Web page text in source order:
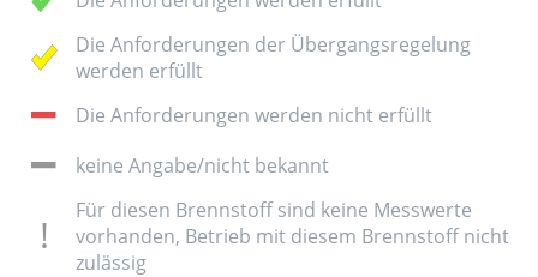
Die Anforderungen der Übergangsregelung
werden erfüllt
Die Anforderungen werden nicht erfüllt
keine Angabe/nicht bekannt
Für diesen Brennstoff sind keine Messwerte
vorhanden, Betrieb mit diesem Brennstoff nicht
zulässig